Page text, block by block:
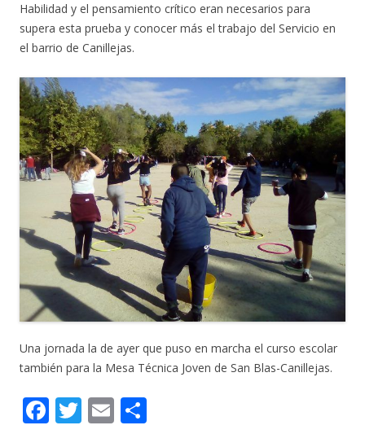
Habilidad y el pensamiento crítico eran necesarios para
supera esta prueba y conocer más el trabajo del Servicio en
el barrio de Canillejas.
Una jornada la de ayer que puso en marcha el curso escolar
también para la Mesa Técnica Joven de San Blas-Canillejas.
F T E